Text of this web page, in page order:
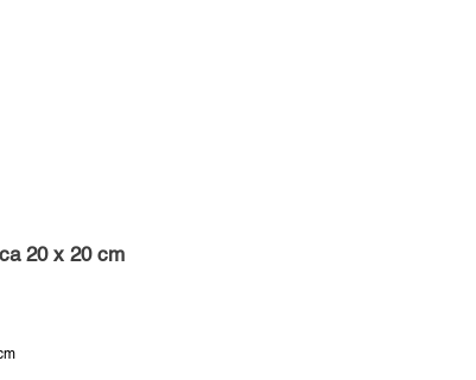
20 x 20 cm